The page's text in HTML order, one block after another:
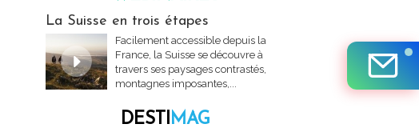
La Suisse en trois étapes
Facilement accessible depuis la
France, la Suisse se découvre à
travers ses paysages contrastés,
montagnes imposantes,...
DESTIMAG